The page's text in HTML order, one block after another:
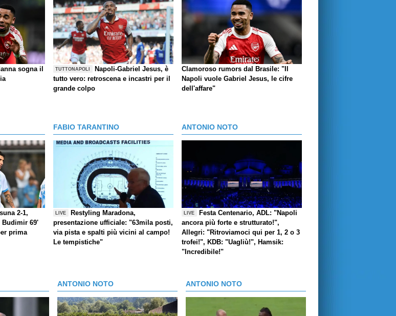
sogna il
TUTTONAPOLI
Napoli-Gabriel Jesus, è
tutto vero: retroscena e incastri per il
grande colpo
Clamoroso rumors dal Brasile: "Il
Napoli vuole Gabriel Jesus, le cifre
dell'affare"
2-1,
Budimir 69'
prima
FABIO TARANTINO
LIVE
Restyling Maradona,
presentazione ufficiale: "63mila posti,
via pista e spalti più vicini al campo!
Le tempistiche"
ANTONIO NOTO
LIVE
Festa Centenario, ADL: "Napoli
ancora più forte e strutturato!",
Allegri: "Ritroviamoci qui per 1, 2 o 3
trofei!", KDB: "Uagliù!", Hamsik:
"Incredibile!"
ANTONIO NOTO ANTONIO NOTO